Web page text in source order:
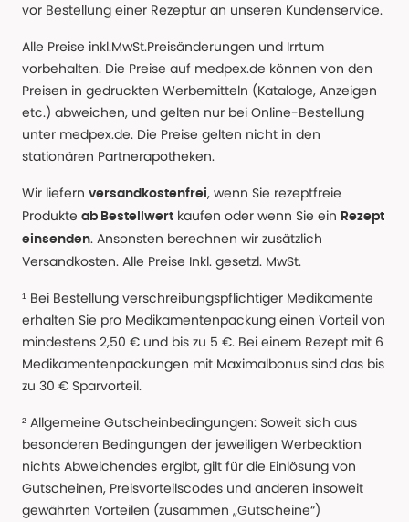
vor Bestellung einer Rezeptur an unseren Kundenservice.
Alle Preise inkl.MwSt.Preisänderungen und Irrtum
vorbehalten. Die Preise auf medpex.de können von den
Preisen in gedruckten Werbemitteln (Kataloge, Anzeigen
etc.) abweichen, und gelten nur bei Online-Bestellung
unter medpex.de. Die Preise gelten nicht in den
stationären Partnerapotheken.
Wir liefern versandkostenfrei, wenn Sie rezeptfreie
Produkte ab Bestellwert kaufen oder wenn Sie ein Rezept
einsenden. Ansonsten berechnen wir zusätzlich
Versandkosten. Alle Preise Inkl. gesetzl. MwSt.
¹ Bei Bestellung verschreibungspflichtiger Medikamente
erhalten Sie pro Medikamentenpackung einen Vorteil von
mindestens 2,50 € und bis zu 5 €. Bei einem Rezept mit 6
Medikamentenpackungen mit Maximalbonus sind das bis
zu 30 € Sparvorteil.
² Allgemeine Gutscheinbedingungen: Soweit sich aus
besonderen Bedingungen der jeweiligen Werbeaktion
nichts Abweichendes ergibt, gilt für die Einlösung von
Gutscheinen, Preisvorteilscodes und anderen insoweit
gewährten Vorteilen (zusammen „Gutscheine“)